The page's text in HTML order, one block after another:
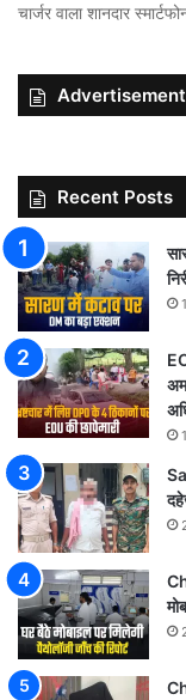
चार्जर वाला शानदार
Advertisement
Recent Posts